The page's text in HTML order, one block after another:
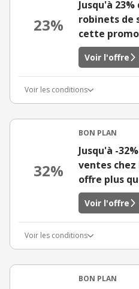
23%
Jusqu'à
robinets de
cette
Voir l'offre
Voir les conditions
32%
BON PLAN
Jusqu'à -
ventes
offre plus
Voir l'offre
Voir les conditions
BON PLAN